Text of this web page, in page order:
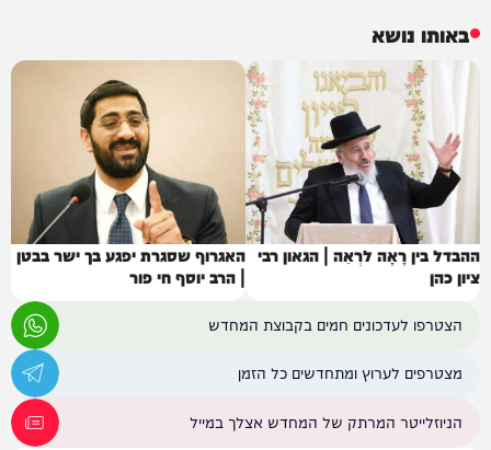
באותו נושא
ההבדל בין רָאָה לרְאֵה | הגאון רבי
ציון כהן
האגרוף שסגרת יפגע בך ישר בבטן
| הרב יוסף חי פור
הצטרפו לעדכונים חמים בקבוצת המחדש
מצטרפים לערוץ ומתחדשים כל הזמן
הניוזלייטר המרתק של המחדש אצלך במייל